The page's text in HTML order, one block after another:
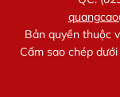
Bản quyền thuộc
Cấm sao chép